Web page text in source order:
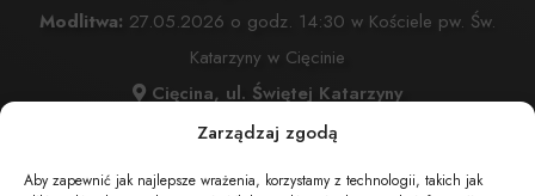
Zarządzaj zgodą
Aby zapewnić jak najlepsze wrażenia, korzystamy z technologii, takich jak
Modlitwa: 27.05.2026 o godz. 14:30 w Kościele pw. Św.
Katarzyny w Cięcinie
Cięcina, ul. Świętej Katarzyny
27.05.2026 o godz. 15:00 w Kościele pw.